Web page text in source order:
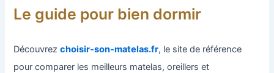
Le guide pour bien dormir
Découvrezchoisir-son-matelas.fr, le site de référence
pour comparer les meilleurs matelas, oreillers et